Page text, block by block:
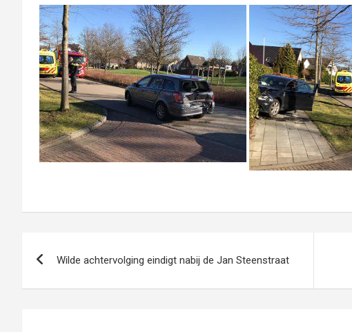
Wilde achtervolging eindigt nabij de Jan Steenstraat